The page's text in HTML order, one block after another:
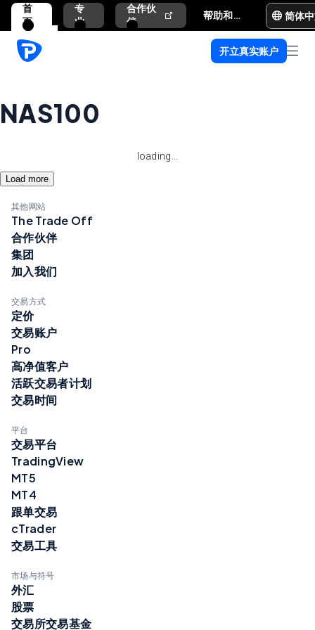
首
页
专
业
合作伙
伴
帮助和支持 简体
开立真实账户
NAS100
loading...
Load more
其他网站
The Trade Off
合作伙伴
集团
加入我们
交易方式
定价
交易账户
Pro
高净值客户
活跃交易者计划
交易时间
平台
交易平台
TradingView
MT5
MT4
跟单交易
cTrader
交易工具
市场与符号
外汇
股票
交易所交易基金